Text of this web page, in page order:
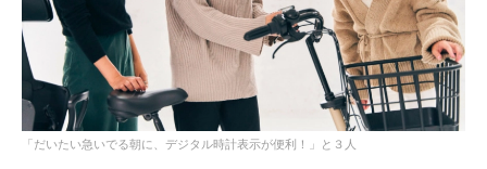
「だいたい急いでる朝に、デジタル時計表示が便利！」と３人